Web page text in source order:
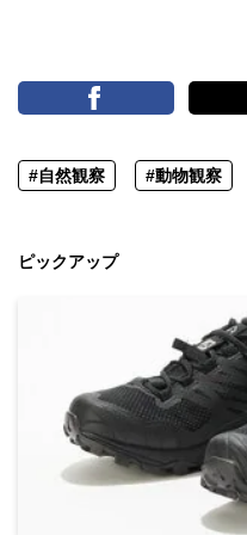
#自然観察 #動物観察
ピックアップ